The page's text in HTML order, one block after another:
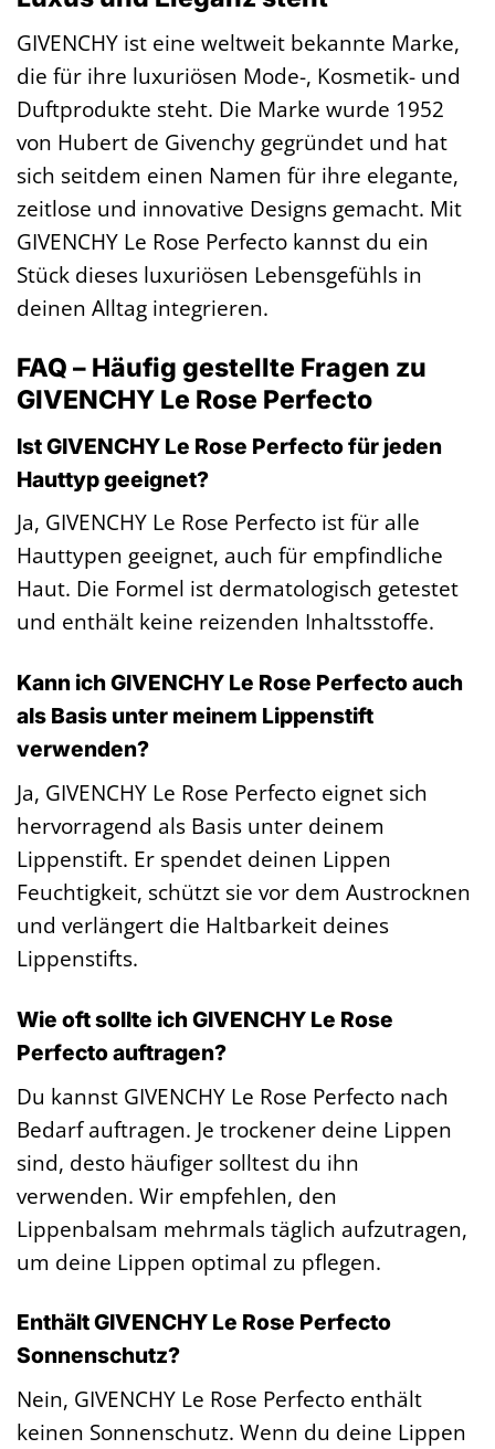
GIVENCHY ist eine weltweit bekannte Marke,
die für ihre luxuriösen Mode-, Kosmetik- und
Duftprodukte steht. Die Marke wurde 1952
von Hubert de Givenchy gegründet und hat
sich seitdem einen Namen für ihre elegante,
zeitlose und innovative Designs gemacht. Mit
GIVENCHY Le Rose Perfecto kannst du ein
Stück dieses luxuriösen Lebensgefühls in
deinen Alltag integrieren.
FAQ – Häufig gestellte Fragen zu
GIVENCHY Le Rose Perfecto
Ist GIVENCHY Le Rose Perfecto für jeden
Hauttyp geeignet?
Ja, GIVENCHY Le Rose Perfecto ist für alle
Hauttypen geeignet, auch für empfindliche
Haut. Die Formel ist dermatologisch getestet
und enthält keine reizenden Inhaltsstoffe.
Kann ich GIVENCHY Le Rose Perfecto auch
als Basis unter meinem Lippenstift
verwenden?
Ja, GIVENCHY Le Rose Perfecto eignet sich
hervorragend als Basis unter deinem
Lippenstift. Er spendet deinen Lippen
Feuchtigkeit, schützt sie vor dem Austrocknen
und verlängert die Haltbarkeit deines
Lippenstifts.
Wie oft sollte ich GIVENCHY Le Rose
Perfecto auftragen?
Du kannst GIVENCHY Le Rose Perfecto nach
Bedarf auftragen. Je trockener deine Lippen
sind, desto häufiger solltest du ihn
verwenden. Wir empfehlen, den
Lippenbalsam mehrmals täglich aufzutragen,
um deine Lippen optimal zu pflegen.
Enthält GIVENCHY Le Rose Perfecto
Sonnenschutz?
Nein, GIVENCHY Le Rose Perfecto enthält
keinen Sonnenschutz. Wenn du deine Lippen